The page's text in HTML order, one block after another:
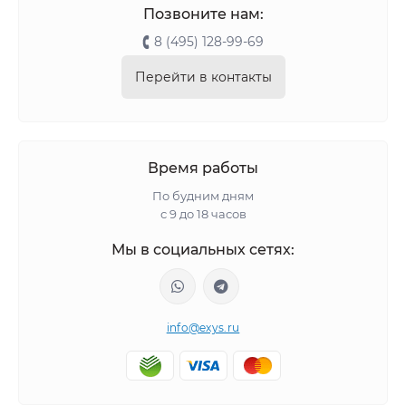
Позвоните нам:
8 (495) 128-99-69
Перейти в контакты
Время работы
По будним дням
с 9 до 18 часов
Мы в социальных сетях:
info@exys.ru